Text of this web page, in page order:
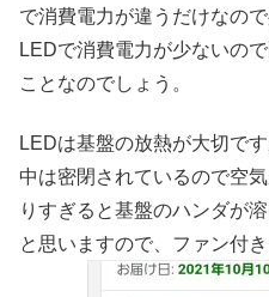
で消費電力が違うだけなの
LEDで消費電力が少ないの
ことなのでしょう。
LEDは基盤の放熱が大切で
中は密閉されているので空
りすぎると基盤のハンダが
と思いますので、ファン付き